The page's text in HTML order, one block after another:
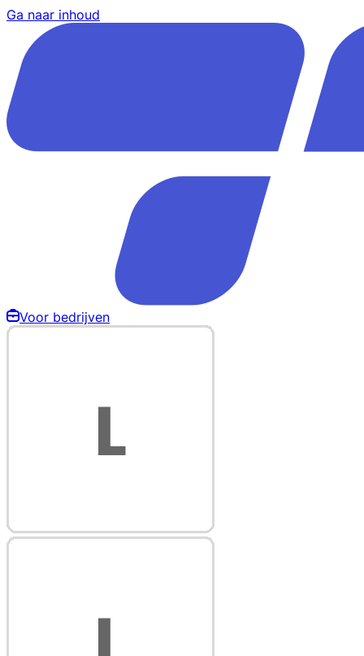
Ga naar inhoud
Voor bedrijven